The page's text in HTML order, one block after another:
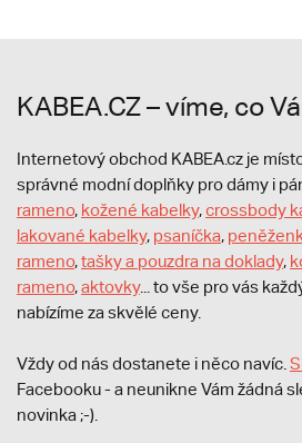
KABEA.CZ – víme, co
Internetový obchod KABEA.cz je
správné modní doplňky pro dámy i
rameno, kožené kabelky,crossbody
lakované kabelky, psaníčka,
rameno,tašky a pouzdra na doklady,
rameno,aktovky... to vše pro vás
nabízíme za skvělé ceny.
Vždy od nás dostanete i něco navíc. S
Facebooku - a neunikne Vám žádná
novinka ;-).